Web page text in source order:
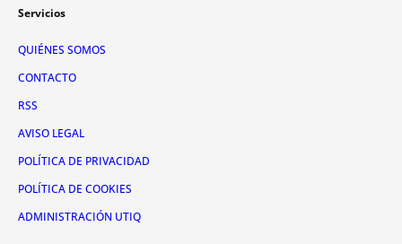
Servicios
QUIÉNES SOMOS
CONTACTO
RSS
AVISO LEGAL
POLÍTICA DE PRIVACIDAD
POLÍTICA DE COOKIES
ADMINISTRACIÓN UTIQ